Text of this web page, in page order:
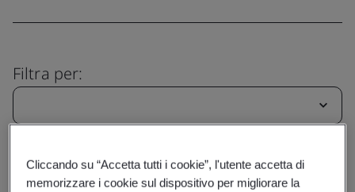
Filtra per:
Resetta Invia
Cliccando su “Accetta tutti i cookie”, l'utente accetta di
memorizzare i cookie sul dispositivo per migliorare la